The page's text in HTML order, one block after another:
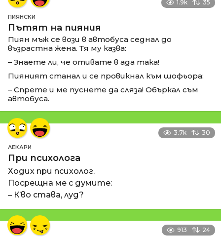
1.9k 35
ПИЯНСКИ
Пътят на пияния
Пиян мъж се вози в автобуса седнал до
възрастна жена. Тя му казва:
– Знаете ли, че отивате в ада така!
Пияният станал и се провикнал към шофьора:
– Спрете и ме пуснете да сляза! Объркал съм
автобуса.
3.7k 30
ЛЕКАРИ
При психолога
Ходих при психолог.
Посрещна ме с думите:
– К’во става, луд?
913 24